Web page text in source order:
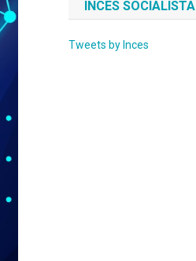
INCES SOCIALISTA
Tweets by Inces